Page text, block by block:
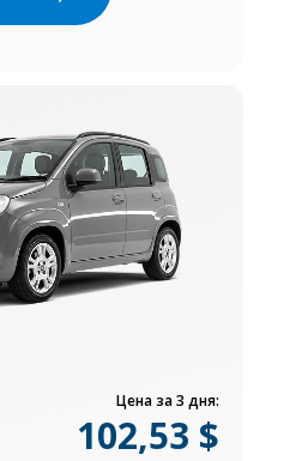
Цена за 3 дня:
102,53 $